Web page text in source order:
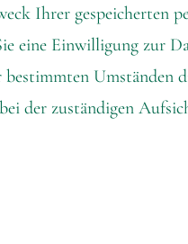
Ihrer gespeicherten
eine Einwilligung zur
Umständen
der zuständigen